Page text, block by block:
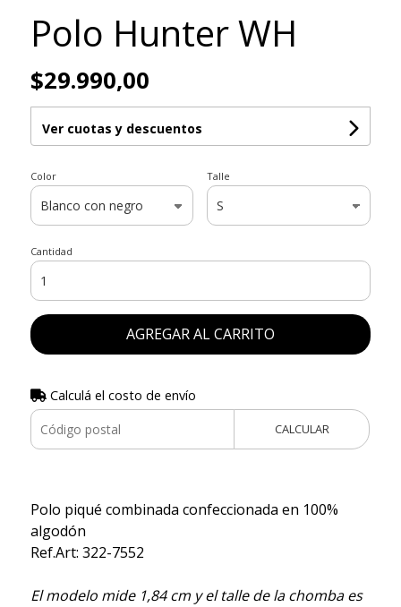
Polo Hunter WH
$29.990,00
Ver cuotas y descuentos
Color Talle
Cantidad
AGREGAR AL CARRITO
Calculá el costo de envío
CALCULAR
Polo piqué combinada confeccionada en 100%
algodón
Ref.Art: 322-7552
El modelo mide 1,84 cm y el talle de la chomba es